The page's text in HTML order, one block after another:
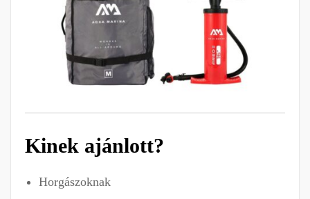
Kinek ajánlott?
Horgászoknak